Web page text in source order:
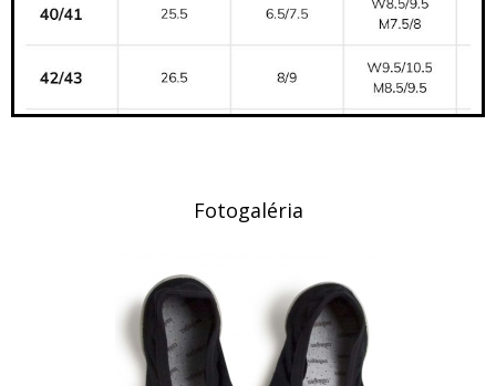
Fotogaléria